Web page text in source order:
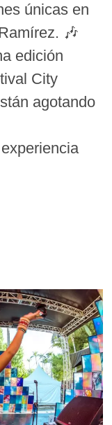
únicas en
🎶
edición
City
agotando